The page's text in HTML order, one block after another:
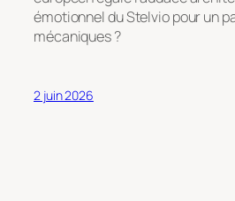
émotionnel du Stelvio pour un
mécaniques ?
2 juin 2026